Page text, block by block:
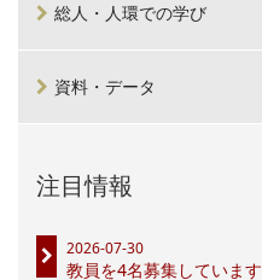
総人・人環での学び
資料・データ
注目情報
2026-07-30
教員を4名募集しています